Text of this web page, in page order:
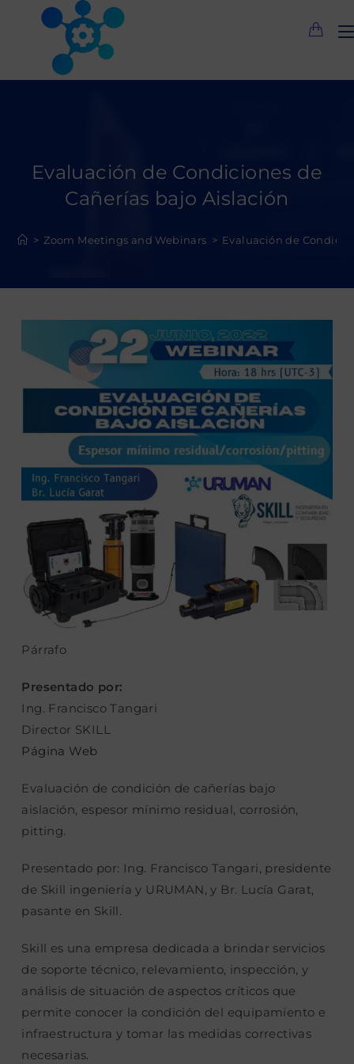
Evaluación de Condiciones de
Cañerías bajo Aislación
> Zoom Meetings and Webinars > Evaluación de
Párrafo
Presentado por:
Ing. Francisco Tangari
Director SKILL
Página Web
Evaluación de condición de cañerías bajo
aislación, espesor mínimo residual, corrosión,
pitting.
Presentado por: Ing. Francisco Tangari, presidente
de Skill ingeniería y URUMAN, y Br. Lucía Garat,
pasante en Skill.
Skill es una empresa dedicada a brindar servicios
de soporte técnico, relevamiento, inspección, y
análisis de situación de aspectos críticos que
permite conocer la condición del equipamiento e
infraestructura y tomar las medidas correctivas
necesarias.